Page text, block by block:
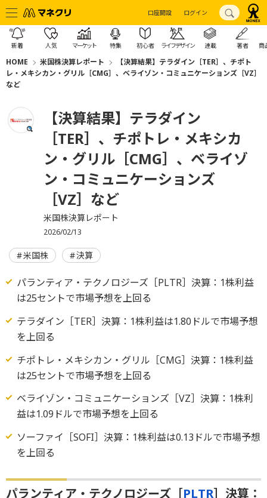
口座開設 ログイン
新着 人気 マーケット 特集 初心者 ライフデザイン 連載 著者 商
HOME 米国株決算レポート
【決算結果】テラダイン［TER］、チポト
レ・メキシカン・グリル［CMG］、ベライゾン・コミュニケーションズ［VZ］
など
【決算結果】テラダイン
［TER］、チポトレ・メキシカ
ン・グリル［CMG］、ベライゾ
ン・コミュニケーションズ
［VZ］など
米国株決算レポート
2026/02/13
米国株 決算
パランティア・テクノロジーズ［PLTR］決算：1株利益
は25セントで市場予想を上回る
テラダイン［TER］決算：1株利益は1.80ドルで市場予想
を上回る
チポトレ・メキシカン・グリル［CMG］決算：1株利益
は25セントで市場予想を上回る
ベライゾン・コミュニケーションズ［VZ］決算：1株利
益は1.09ドルで市場予想を上回る
ソーファイ［SOFI］決算：1株利益は0.13ドルで市場予想
を上回る
パランティア・テクノロジーズ［PLTR］決算：